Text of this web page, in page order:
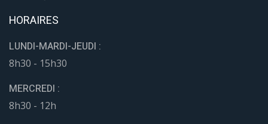
HORAIRES
LUNDI-MARDI-JEUDI :
8h30 - 15h30
MERCREDI :
8h30 - 12h